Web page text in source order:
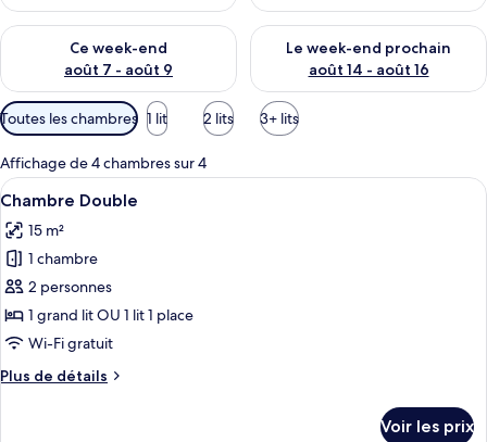
Ce week-end
août 7 - août 9
Vérifier la disponibilité pour ce week-end août 7 - août 9
Le week-end prochain
août 14 - août 16
Vérifier la disponibilité pour
Filtres
disponibles
pour
les
chambres
Toutes les chambres 1 lit 2 lits 3+ lits
Affichage de 4 chambres sur 4
Afficher
toutes
les
photos
pour
ce
type
chambre :
Une chambre d’hôtel avec un
6
Chambre Double
15 m²
1 chambre
2 personnes
1 grand lit OU 1 lit 1 place
Wi-Fi gratuit
Plus de détails
Plus
Voir les prix